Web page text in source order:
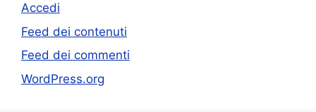
Accedi
Feed dei contenuti
Feed dei commenti
WordPress.org